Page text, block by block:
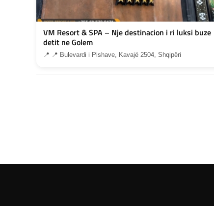
VM Resort & SPA – Nje destinacion i ri luksi buze
detit ne Golem
📍 📍 Bulevardi i Pishave, Kavajë 2504, Shqipëri